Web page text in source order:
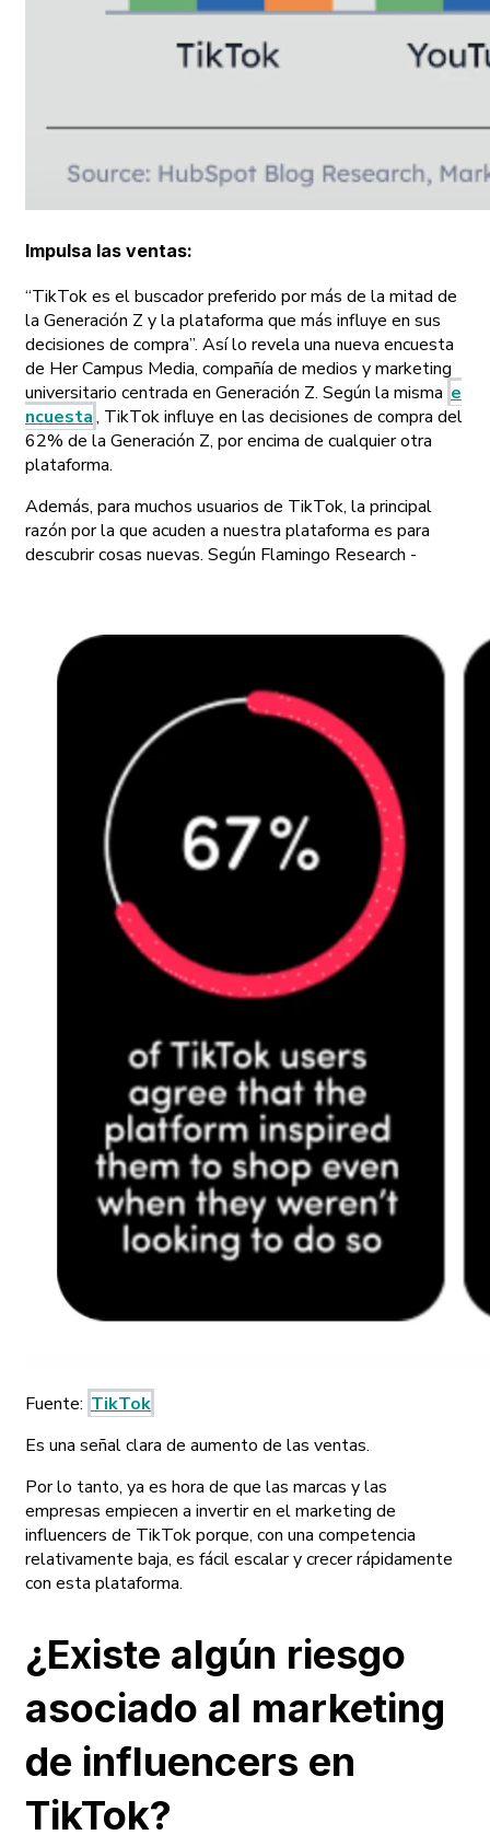
Impulsa las ventas:
“TikTok es el buscador preferido por más de la mitad de
la Generación Z y la plataforma que más influye en sus
decisiones de compra”. Así lo revela una nueva encuesta
de Her Campus Media, compañía de medios y marketing
universitario centrada en Generación Z. Según la misma e
ncuesta, TikTok influye en las decisiones de compra del
62% de la Generación Z, por encima de cualquier otra
plataforma.
Además, para muchos usuarios de TikTok, la principal
razón por la que acuden a nuestra plataforma es para
descubrir cosas nuevas. Según Flamingo Research -
Fuente: TikTok
Es una señal clara de aumento de las ventas.
Por lo tanto, ya es hora de que las marcas y las
empresas empiecen a invertir en el marketing de
influencers de TikTok porque, con una competencia
relativamente baja, es fácil escalar y crecer rápidamente
con esta plataforma.
¿Existe algún riesgo
asociado al marketing
de influencers en
TikTok?